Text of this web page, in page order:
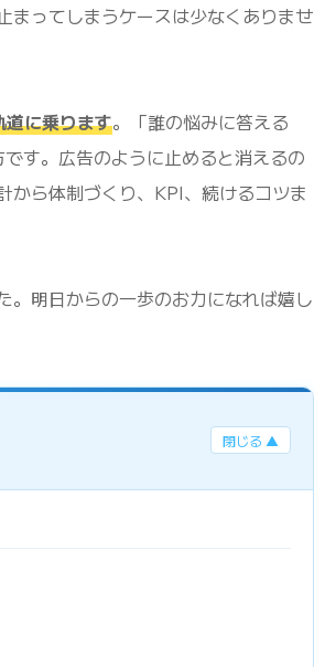
まってしまうケースは少なくありませ
に乗ります。「誰の悩みに答える
す。広告のように止めると消えるの
から体制づくり、KPI、続けるコツま
。明日からの一歩のお力になれば嬉し
閉じる ▲